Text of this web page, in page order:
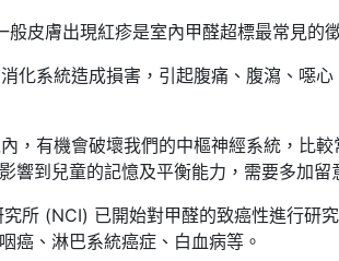
皮膚出現紅疹是室內甲醛超標最常見的
化系統造成損害，引起腹痛、腹瀉、噁
，有機會破壞我們的中樞神經系統，比
響到兒童的記憶及平衡能力，需要多加留
所 (NCI) 已開始對甲醛的致癌性進行研
癌、淋巴系統癌症、白血病等。